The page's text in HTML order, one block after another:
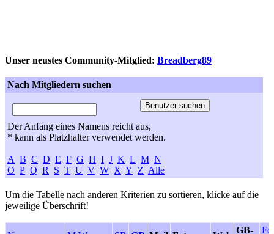
Unser neustes Community-Mitglied: Breadberg89
Nach Mitgliedern suchen
Der Anfang eines Namens reicht aus,
* kann als Platzhalter verwendet werden.
A B C D E F G H I J K L M N
O P Q R S T U V W X Y Z Alle
Um die Tabelle nach anderen Kriterien zu sortieren, klicke auf die
jeweilige Überschrift!
GB-